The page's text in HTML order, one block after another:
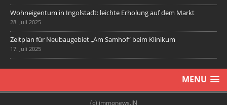
Wohneigentum in Ingolstadt: leichte Erholung auf dem Markt
28. Juli 2025
Zeitplan für Neubaugebiet „Am Samhof“ beim Klinikum
17. Juli 2025
MENU
(c) immonews.IN